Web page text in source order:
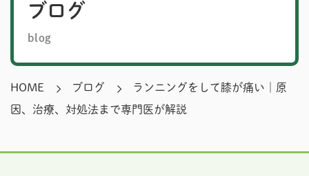
ブログ
blog
HOME ブログ
ランニングをして膝が痛い｜原
因、治療、対処法まで専門医が解説